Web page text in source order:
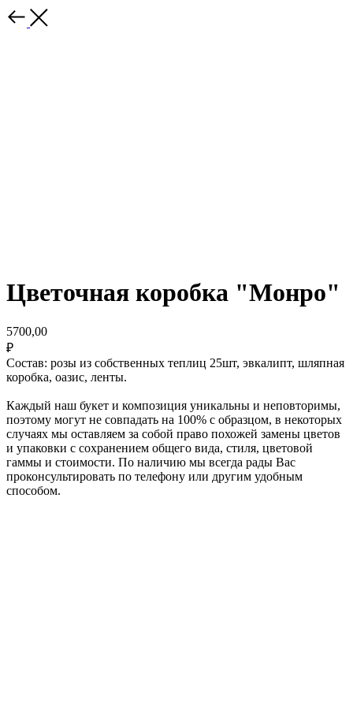
Цветочная коробка "Монро"
5700,00
₽
Состав: розы из собственных теплиц 25шт, эвкалипт, шляпная
коробка, оазис, ленты.
Каждый наш букет и композиция уникальны и неповторимы,
поэтому могут не совпадать на 100% с образцом, в некоторых
случаях мы оставляем за собой право похожей замены цветов
и упаковки с сохранением общего вида, стиля, цветовой
гаммы и стоимости. По наличию мы всегда рады Вас
проконсультировать по телефону или другим удобным
способом.